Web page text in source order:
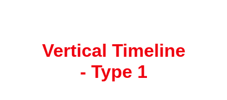
Vertical Timeline
- Type 1